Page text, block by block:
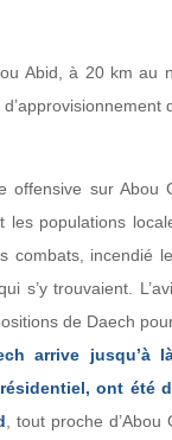
Abid, à 20 km au
offensive sur Abou
les populations
combats, incendié
s’y trouvaient.
de Daech
arrive jusqu’à
ont été
, tout proche